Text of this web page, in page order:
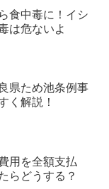
食中毒に！イシ
は危ないよ
県ため池条例事
く解説！
用を全額支払
らどうする？